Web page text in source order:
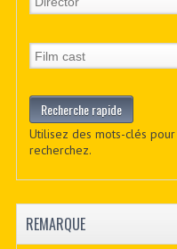
Utilisez des mots-clés
recherchez.
REMARQUE